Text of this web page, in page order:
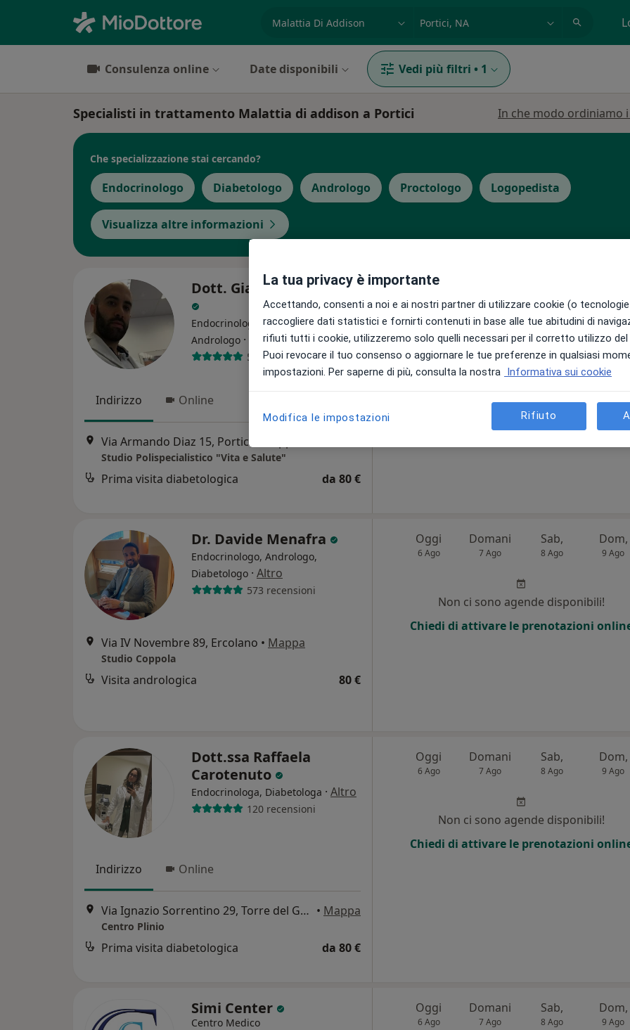
Consulenza online Date disponibili Vedi più filtri • 1
Specialisti in trattamento Malattia di addison a Portici In che modo ordiniamo
Che specializzazione stai cercando?
Endocrinologo Diabetologo Andrologo Proctologo Logopedista
Visualizza altre informazioni
Dott. Giacomo Accardo
Endocrinologo, Diabetologo,
Andrologo · Altro
572 recensioni
Indirizzo Online
Via Armando Diaz 15, Portici
Studio Polispecialistico "Vita e Salute"
Prima visita diabetologica da 80 €
Oggi
6 Ago 7 Ago 8 Ago 9 Ago
Non ci sono agende disponibili!
Chiedi di attivare le prenotazioni online
Dr. Davide Menafra
Endocrinologo, Andrologo,
Diabetologo · Altro
573 recensioni
Via IV Novembre 89, Ercolano • Mappa
Studio Coppola
Visita andrologica 80 €
Oggi
6 Ago
Domani
7 Ago
Sab,
8 Ago
Dom,
9 Ago
Non ci sono agende disponibili!
Chiedi di attivare le prenotazioni
Dott.ssa Raffaela
Carotenuto
Endocrinologa, Diabetologa · Altro
120 recensioni
Indirizzo Online
Via Ignazio Sorrentino 29, Torre del Greco • Mappa
Centro Plinio
Prima visita diabetologica da 80 €
Oggi
6 Ago
Domani
7 Ago
Sab,
8 Ago
Dom,
9 Ago
Non ci sono agende disponibili!
Chiedi di attivare le prenotazioni
Simi Center
Centro Medico
Oggi
6 Ago
Domani
7 Ago
Sab,
8 Ago
Dom,
9 Ago
La tua privacy è importante
Accettando, consenti a noi e ai nostri partner di utilizzare cookie (o
raccogliere dati statistici e fornirti contenuti in base alle tue abitudini di
rifiuti tutti i cookie, utilizzeremo solo quelli necessari per il corretto utilizzo
Puoi revocare il tuo consenso o aggiornare le tue preferenze in qualsiasi
impostazioni. Per saperne di più, consulta la nostra Informativa sui cookie
Modifica le impostazioni Rifiuto